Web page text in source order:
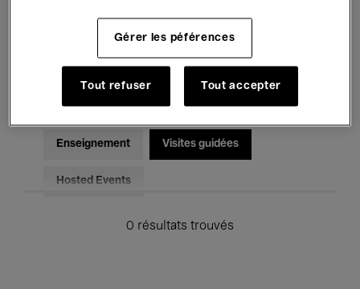
Musique électronique
Pour tous Kids’ Palace
Enseignement Visites guidées
Hosted Events
0 résultats trouvés
Gérer les péférences
Tout refuser Tout accepter